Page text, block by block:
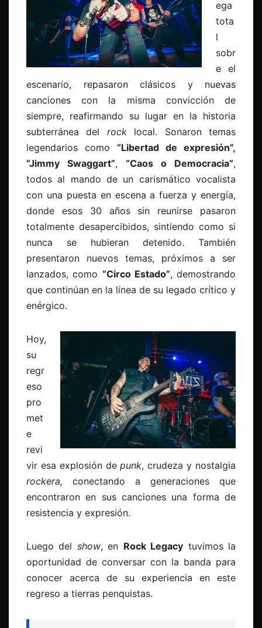
ega
tota
l
sobr
e el
escenario, repasaron clásicos y nuevas
canciones con la misma convicción de
siempre, reafirmando su lugar en la historia
subterránea del rocklocal. Sonaron temas
legendarios como “Libertad de expresión”,
“Jimmy Swaggart”, “Caos o Democracia”,
todos al mando de un carismático vocalista
con una puesta en escena a fuerza y energía,
donde esos 30 años sin reunirse pasaron
totalmente desapercibidos, sintiendo como si
nunca se hubieran detenido. También
presentaron nuevos temas, próximos a ser
lanzados, como “Circo Estado”, demostrando
que continúan en la línea de su legado crítico y
enérgico.
Hoy,
su
regr
eso
pro
met
e
revi
vir esa explosión depunk, crudeza y nostalgia
rockera, conectando a generaciones que
encontraron en sus canciones una forma de
resistencia y expresión.
Luego del show, en Rock Legacy tuvimos la
oportunidad de conversar con la banda para
conocer acerca de su experiencia en este
regreso a tierras penquistas.